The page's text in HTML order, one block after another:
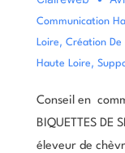
Communication
Loire, Création De
Haute Loire,
Conseil en
BIQUETTES DE
éleveur de